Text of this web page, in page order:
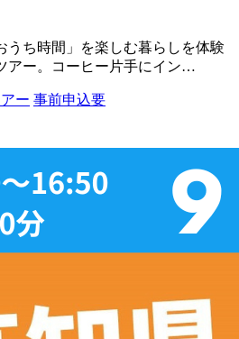
うち時間」を楽しむ暮らしを体験
アー。コーヒー片手にイン…
ー 事前申込要